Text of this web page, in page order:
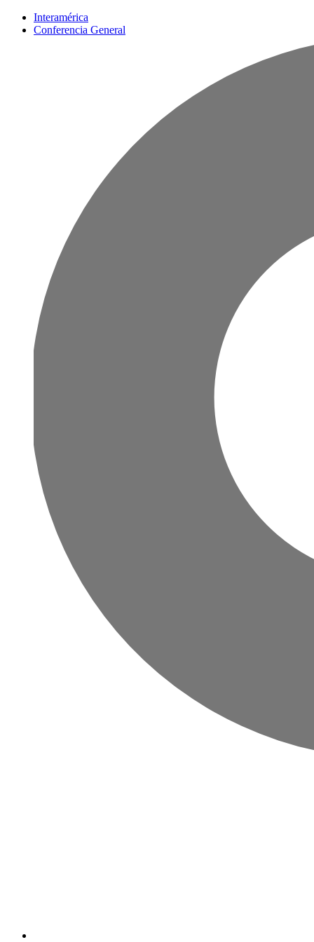
Interamérica
Conferencia General